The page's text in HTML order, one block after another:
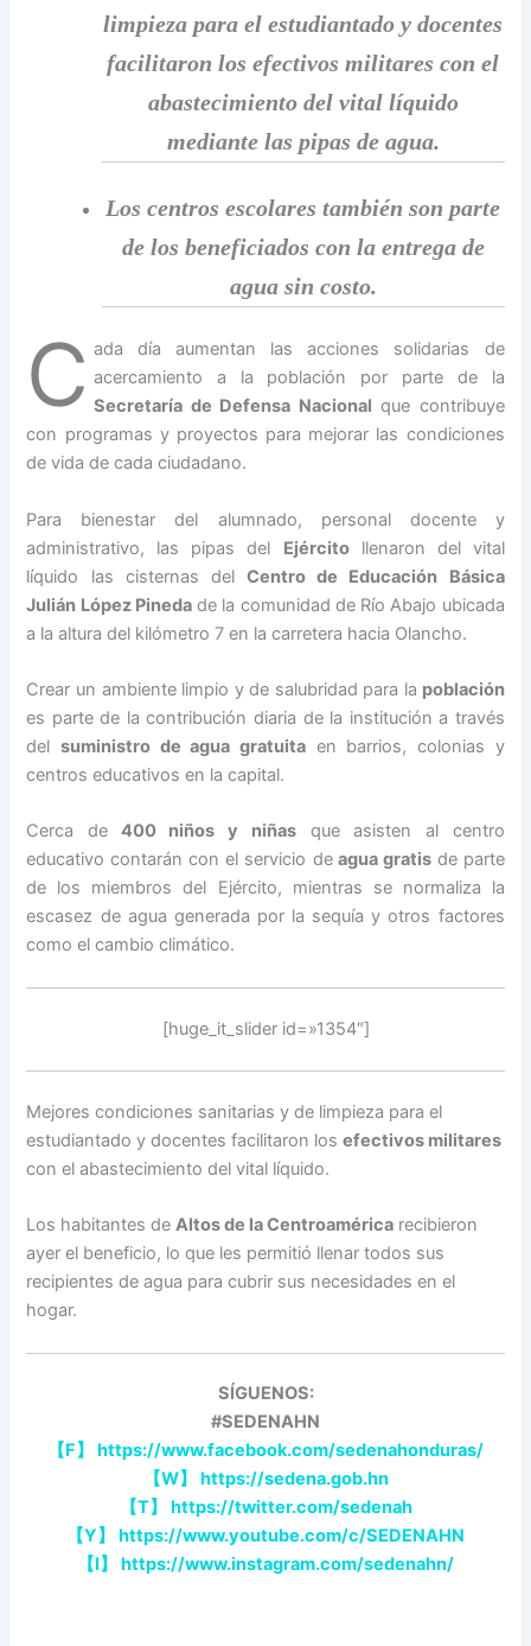
limpieza para el estudiantado y docentes
facilitaron los efectivos militares con el
abastecimiento del vital líquido
mediante las pipas de agua.
Los centros escolares también son parte
de los beneficiados con la entrega de
agua sin costo.
C ada día aumentan las acciones solidarias de
acercamiento a la población por parte de la
Secretaría de Defensa Nacional que contribuye
con programas y proyectos para mejorar las condiciones
de vida de cada ciudadano.
Para bienestar del alumnado, personal docente y
administrativo, las pipas del Ejércitollenaron del vital
líquido las cisternas delCentro de Educación Básica
Julián López Pinedade la comunidad de Río Abajo ubicada
a la altura del kilómetro 7 en la carretera hacia Olancho.
Crear un ambiente limpio y de salubridad para la población
es parte de la contribución diaria de la institución a través
delsuministro de agua gratuita en barrios, colonias y
centros educativos en la capital.
Cerca de 400 niños y niñasque asisten al centro
educativo contarán con el servicio deagua gratisde parte
de los miembros del Ejército, mientras se normaliza la
escasez de agua generada por la sequía y otros factores
como el cambio climático.
[huge_it_slider id=»1354″]
Mejores condiciones sanitarias y de limpieza para el
estudiantado y docentes facilitaron losefectivos militares
con el abastecimiento del vital líquido.
Los habitantes deAltos de la Centroamérica recibieron
ayer el beneficio, lo que les permitió llenar todos sus
recipientes de agua para cubrir sus necesidades en el
hogar.
SÍGUENOS:
#SEDENAHN
【F】
https://www.facebook.com/sedenahonduras/
【W】
https://sedena.gob.hn
【T】
https://twitter.com/sedenah
【Y】
https://www.youtube.com/c/SEDENAHN
【I】 https://www.instagram.com/sedenahn/